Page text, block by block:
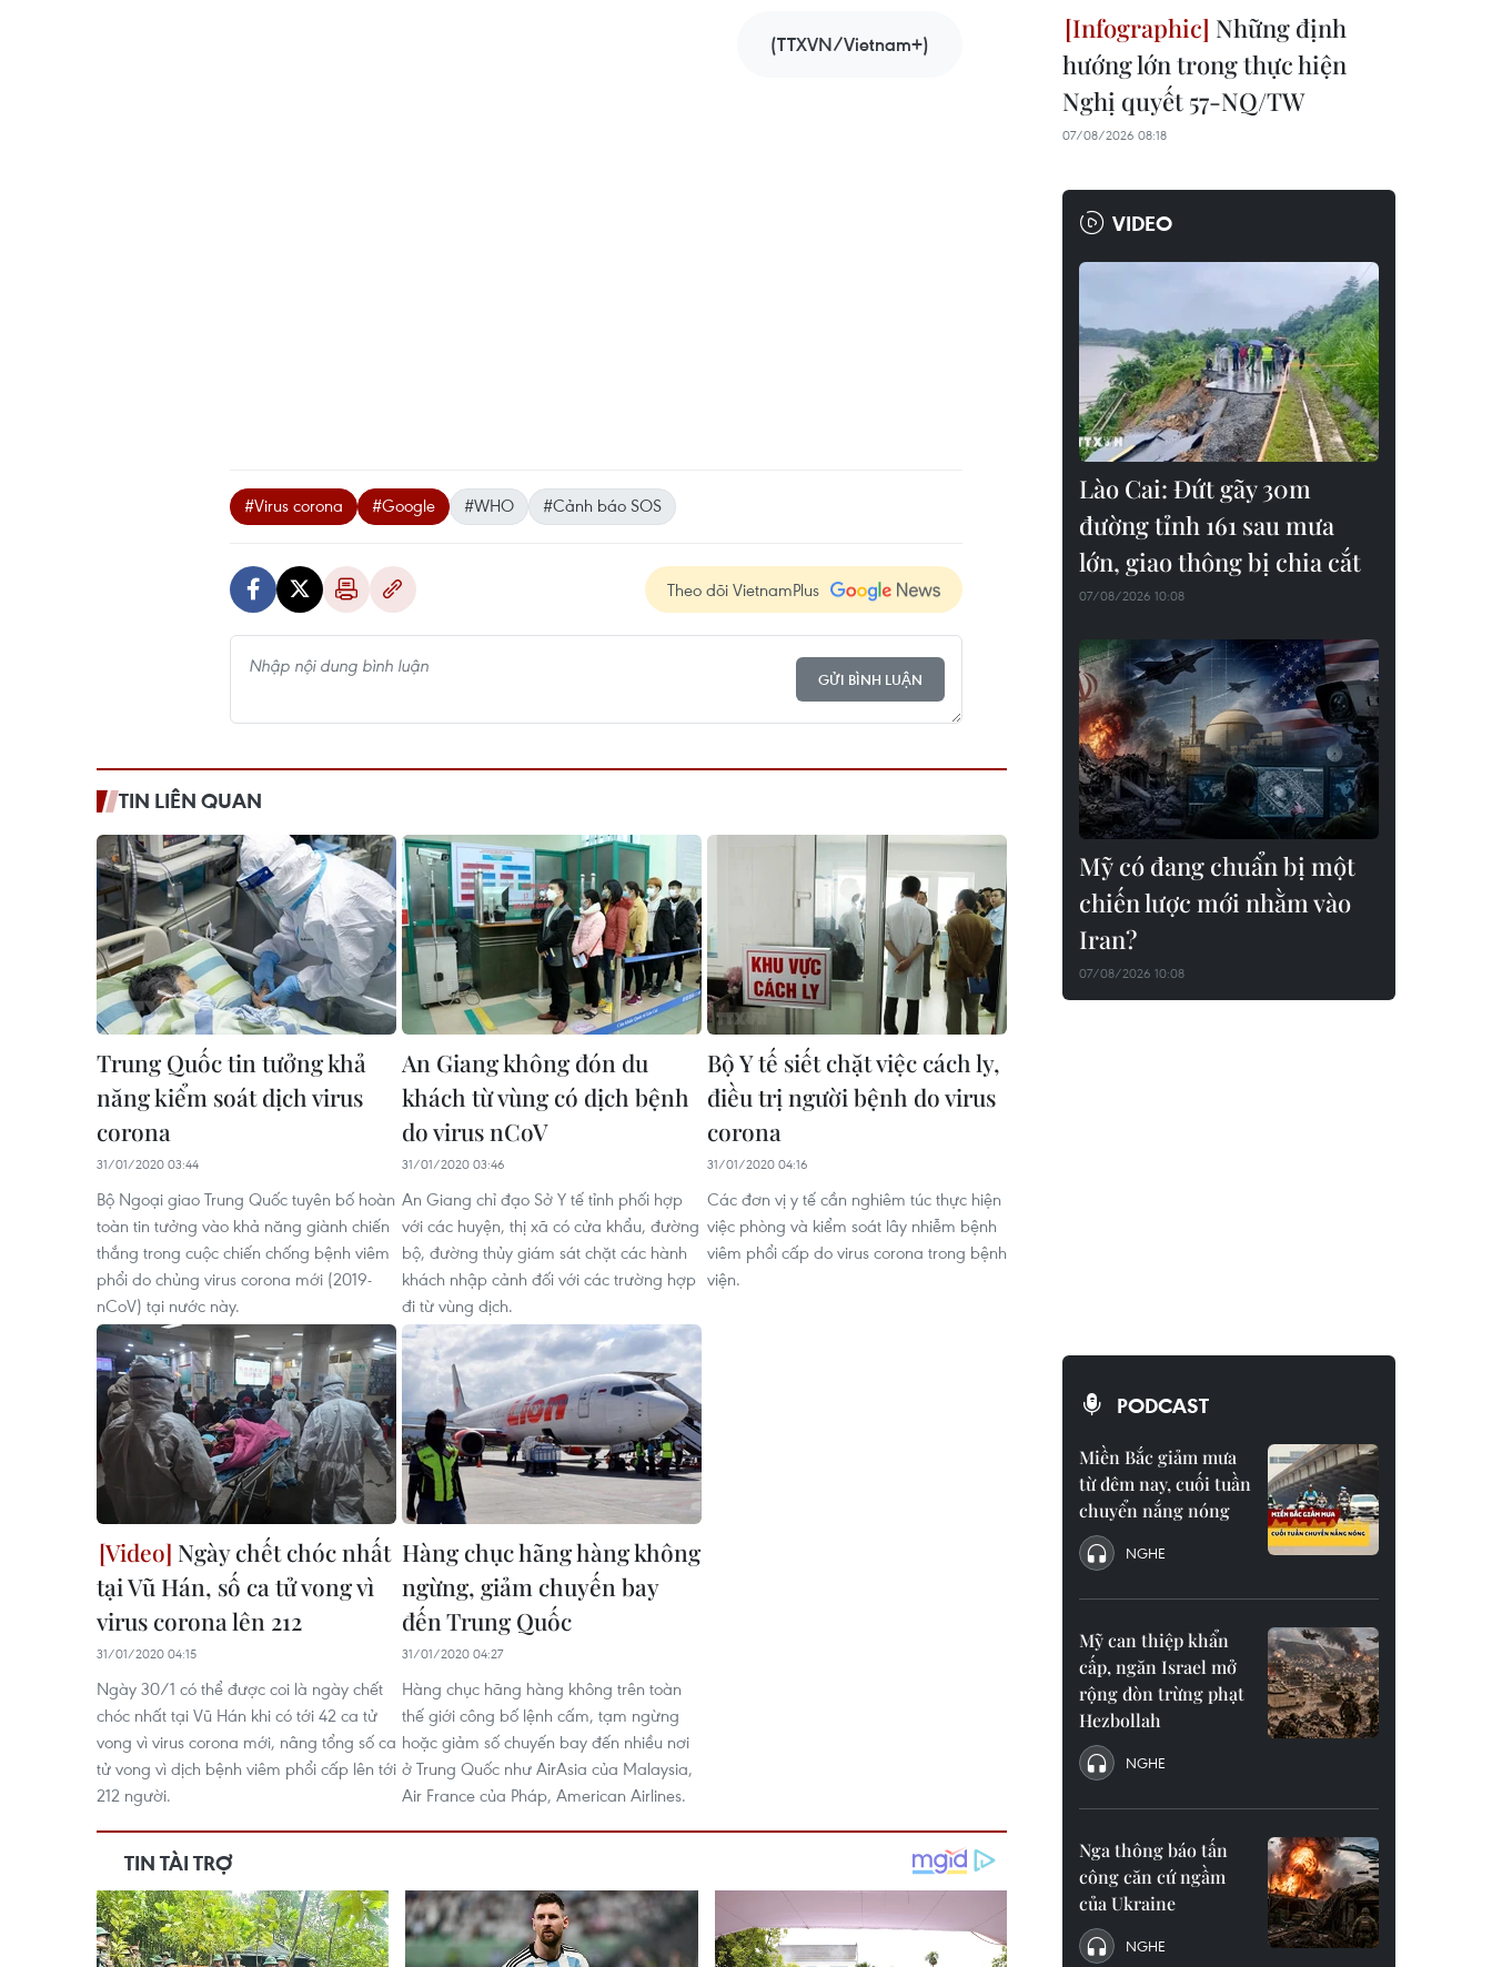
(TTXVN/Vietnam+)
#Virus corona #Google #WHO #Cảnh báo SOS
Theo dõi VietnamPlus
GỬI BÌNH LUẬN
TIN LIÊN QUAN
Trung Quốc tin tưởng khả
năng kiểm soát dịch virus
corona
31/01/2020 03:44
Bộ Ngoại giao Trung Quốc tuyên bố hoàn
toàn tin tưởng vào khả năng giành chiến
thắng trong cuộc chiến chống bệnh viêm
phổi do chủng virus corona mới (2019-
nCoV) tại nước này.
An Giang không đón du
khách từ vùng có dịch bệnh
do virus nCoV
31/01/2020 03:46
An Giang chỉ đạo Sở Y tế tỉnh phối hợp
với các huyện, thị xã có cửa khẩu, đường
bộ, đường thủy giám sát chặt các hành
khách nhập cảnh đối với các trường hợp
đi từ vùng dịch.
Bộ Y tế siết chặt việc cách ly,
điều trị người bệnh do virus
corona
31/01/2020 04:16
Các đơn vị y tế cần nghiêm túc thực hiện
việc phòng và kiểm soát lây nhiễm bệnh
viêm phổi cấp do virus corona trong bệnh
viện.
Ngày chết chóc nhất
tại Vũ Hán, số ca tử vong vì
virus corona lên 212
31/01/2020 04:15
Ngày 30/1 có thể được coi là ngày chết
chóc nhất tại Vũ Hán khi có tới 42 ca tử
vong vì virus corona mới, nâng tổng số ca
tử vong vì dịch bệnh viêm phổi cấp lên tới
212 người.
Hàng chục hãng hàng không
ngừng, giảm chuyến bay
đến Trung Quốc
31/01/2020 04:27
Hàng chục hãng hàng không trên toàn
thế giới công bố lệnh cấm, tạm ngừng
hoặc giảm số chuyến bay đến nhiều nơi
ở Trung Quốc như AirAsia của Malaysia,
Air France của Pháp, American Airlines.
Những định
hướng lớn trong thực hiện
Nghị quyết 57-NQ/TW
07/08/2026 08:18
VIDEO
Lào Cai: Đứt gãy 30m
đường tỉnh 161 sau mưa
lớn, giao thông bị chia cắt
07/08/2026 10:08
Mỹ có đang chuẩn bị một
chiến lược mới nhằm vào
Iran?
07/08/2026 10:08
PODCAST
Miền Bắc giảm mưa
từ đêm nay, cuối tuần
chuyển nắng nóng
NGHE
Mỹ can thiệp khẩn
cấp, ngăn Israel mở
rộng đòn trừng phạt
Hezbollah
NGHE
Nga thông báo tấn
công căn cứ ngầm
của Ukraine
NGHE